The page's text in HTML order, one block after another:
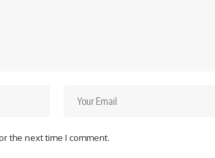
the next time I comment.